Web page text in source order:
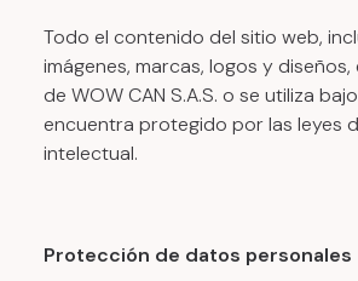
Todo el contenido del sitio web,
imágenes, marcas, logos y
de WOW CAN S.A.S. o se utiliza
encuentra protegido por las leyes
intelectual.
Protección de datos personales